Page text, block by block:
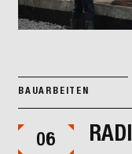
BAUARBEITEN
06